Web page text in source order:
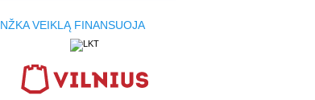
NŽKA VEIKLĄ FINANSUOJA